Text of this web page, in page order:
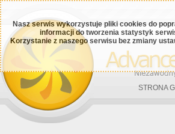
Nasz serwis wykorzystuje pliki cookies do
informacji do tworzenia statystyk
Korzystanie z naszego serwisu bez zmiany
STRONA